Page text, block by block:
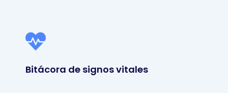
Bitácora de signos vitales